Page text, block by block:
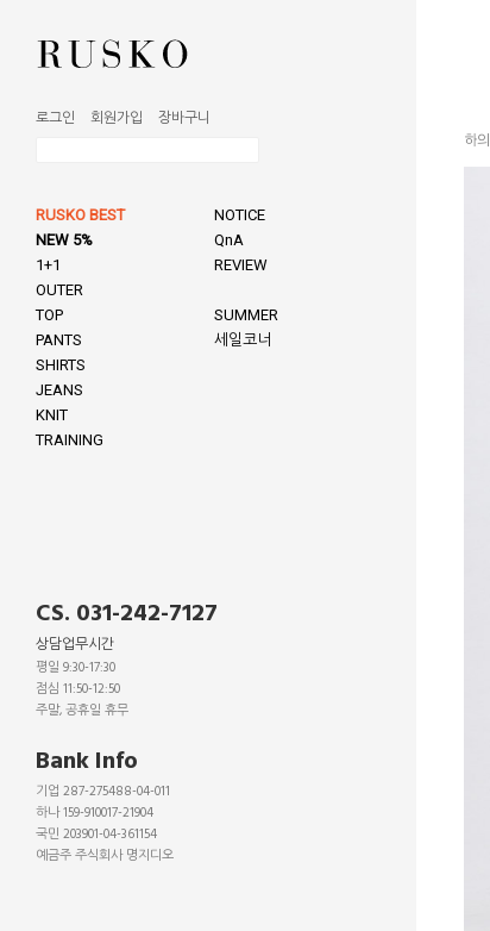
로그인 회원가입 장바구니
RUSKO BEST
NEW 5%
1+1
OUTER
TOP
PANTS
SHIRTS
JEANS
KNIT
TRAINING
NOTICE
QnA
REVIEW
SUMMER
세일코너
CS. 031-242-7127
상담업무시간
평일 9:30-17:30
점심 11:50-12:50
주말, 공휴일 휴무
Bank Info
기업 287-275488-04-011
하나 159-910017-21904
국민 203901-04-361154
예금주 주식회사 명지디오
하